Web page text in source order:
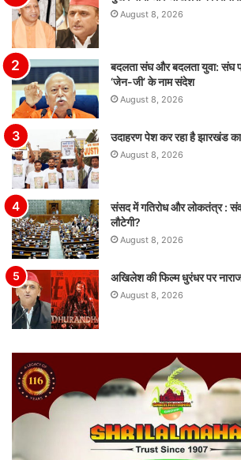
August 8, 2026
बदलता संघ और बदलता युवा: संघ
‘जेन-जी’ के नाम संदेश
August 8, 2026
उदाहरण पेश कर रहा है झारखंड
August 8, 2026
संसद में गतिरोध और लोकतंत्र :
लौटेगी?
August 8, 2026
अखिलेश की फिल्म धुरंधर पर
August 8, 2026